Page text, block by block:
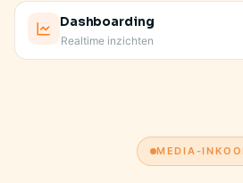
Dashboarding
Realtime inzichten
JE VASTE AANSPREEKPUNT KENT
MEDIA-